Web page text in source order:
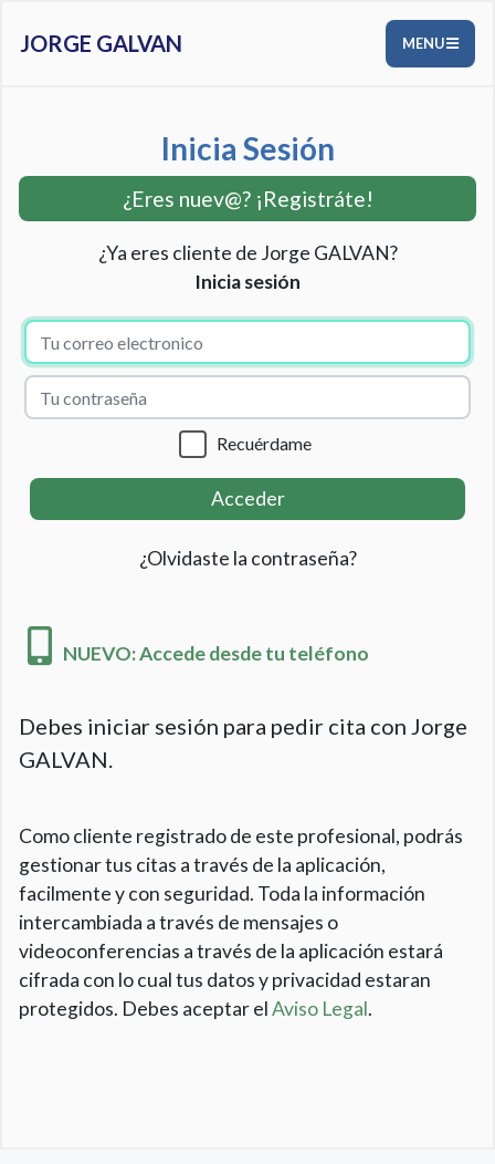
JORGE GALVAN MENU
Inicia Sesión
¿Eres nuev@? ¡Registráte!
¿Ya eres cliente de Jorge GALVAN?
Inicia sesión
Recuérdame
Acceder
¿Olvidaste la contraseña?
NUEVO: Accede desde tu teléfono
Debes iniciar sesión para pedir cita con Jorge
GALVAN.
Como cliente registrado de este profesional, podrás
gestionar tus citas a través de la aplicación,
facilmente y con seguridad. Toda la información
intercambiada a través de mensajes o
videoconferencias a través de la aplicación estará
cifrada con lo cual tus datos y privacidad estaran
protegidos. Debes aceptar elAviso Legal.